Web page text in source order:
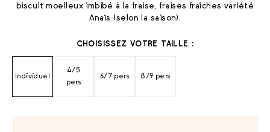
biscuit moelleux imbibé à la fraise, fraises fraîches variété
Anaïs (selon la saison).
CHOISISSEZ VOTRE TAILLE :
Individuel
4/5
pers
6/7 pers 8/9 pers